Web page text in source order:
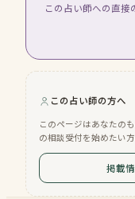
この占い師への直接
この占い師の方へ
このページはあなたの
の相談受付を始めたい
掲載